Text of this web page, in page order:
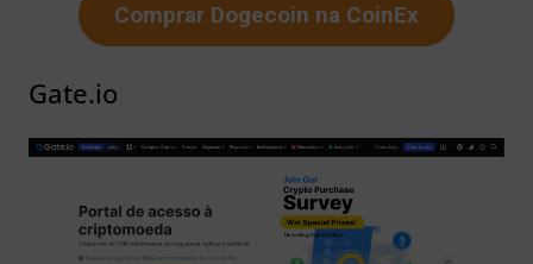
Comprar Dogecoin na CoinEx
Gate.io